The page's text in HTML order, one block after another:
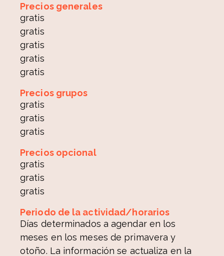
Precios generales
gratis
gratis
gratis
gratis
gratis
Precios grupos
gratis
gratis
gratis
Precios opcional
gratis
gratis
gratis
Periodo de la actividad/horarios
Días determinados a agendar en los
meses en los meses de primavera y
otoño. La información se actualiza en la